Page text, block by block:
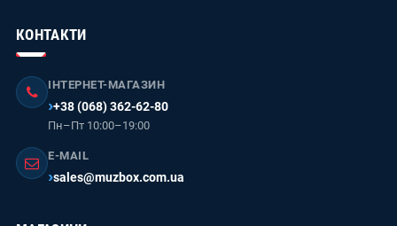
КОНТАКТИ
ІНТЕРНЕТ-МАГАЗИН
+38 (068) 362-62-80
Пн–Пт 10:00–19:00
E-MAIL
sales@muzbox.com.ua